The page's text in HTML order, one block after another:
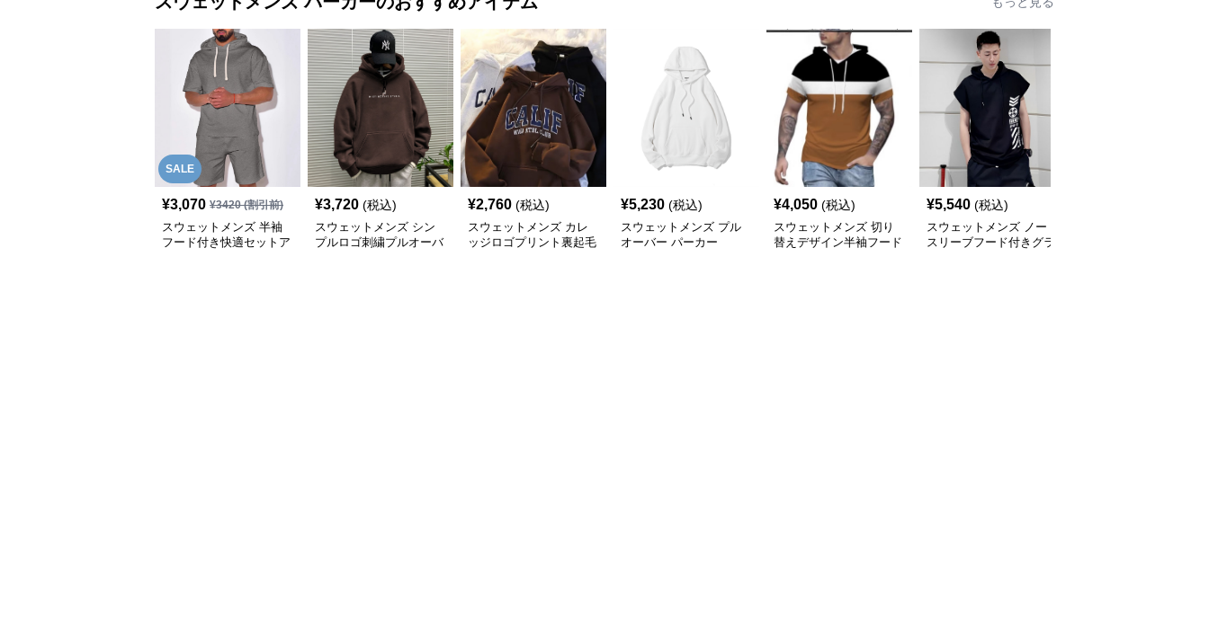
SALE
¥3,070 ¥3420(割引前)
スウェットメンズ 半袖
フード付き快適セットア
¥3,720 (税込)
スウェットメンズ シン
プルロゴ刺繍プルオーバ
¥2,760 (税込)
スウェットメンズ カレ
ッジロゴプリント裏起毛
¥5,230 (税込)
スウェットメンズ プル
オーバー パーカー
¥4,050 (税込)
スウェットメンズ 切り
替えデザイン半袖フード
¥5,540 (税込)
スウェットメンズ ノー
スリーブフード付きグラ